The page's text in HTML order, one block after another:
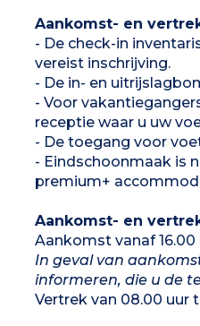
Aankomst- en
- De check-in
vereist inschrijving.
- De in- en
- Voor
receptie waar u uw
- De toegang voor
- Eindschoonmaak is
premium+
Aankomst- en
Aankomst vanaf 16.00
In geval van
informeren, die u de
Vertrek van 08.00 uur